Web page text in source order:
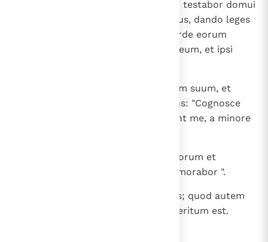
Quia hoc est testamentum, quod testabor domui
Israel post dies illos, dicit Dominus, dando leges
meas in mentem eorum, et in corde eorum
superscribam eas; et ero eis in Deum, et ipsi
Et non docebit unusquisque civem suum, et
unusquisque fratrem suum dicens: "Cognosce
Dominum"; quoniam omnes scient me, a minore
quia propitius ero iniquitatibus eorum et
peccatorum illorum iam non memorabor ".
Dicendo " novum " veteravit prius; quod autem
antiquatur et senescit, prope interitum est.